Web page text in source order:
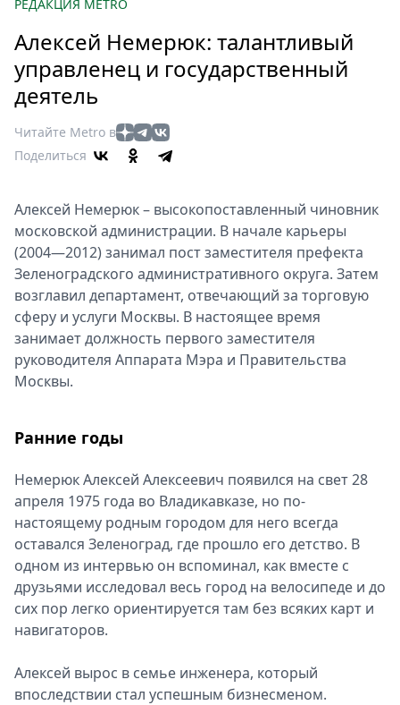
Мир
Здоровье
Еда
Туризм
Мода
Афиша
Книги
Выставки
Пресс-
релизы
О
Звезды
2026
Скачай
Metro
РЕДАКЦИЯ METRO
Алексей Немерюк: талантливый
управленец и государственный
деятель
Читайте Metro в
Поделиться
Алексей Немерюк – высокопоставленный чиновник
московской администрации. В начале карьеры
(2004—2012) занимал пост заместителя префекта
Зеленоградского административного округа. Затем
возглавил департамент, отвечающий за торговую
сферу и услуги Москвы. В настоящее время
занимает должность первого заместителя
руководителя Аппарата Мэра и Правительства
Москвы.
Ранние годы
Немерюк Алексей Алексеевич появился на свет 28
апреля 1975 года во Владикавказе, но по-
настоящему родным городом для него всегда
оставался Зеленоград, где прошло его детство. В
одном из интервью он вспоминал, как вместе с
друзьями исследовал весь город на велосипеде и до
сих пор легко ориентируется там без всяких карт и
навигаторов.
Алексей вырос в семье инженера, который
впоследствии стал успешным бизнесменом.